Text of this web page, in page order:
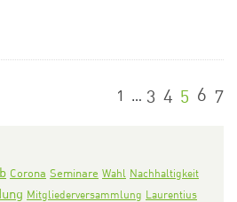
1 … 3 4 5 6 7
Corona Seminare Wahl Nachhaltigkeit
Mitgliederversammlung Laurentius